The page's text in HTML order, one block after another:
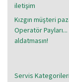
iletişim
Kızgın müşteri
Operatör
aldatmasın!
Servis Kategorileri